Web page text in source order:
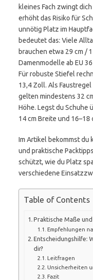
kleines Fach zwingt
erhöht das Risiko für
unnötig Platz im
bedeutet das: Viele
brauchen etwa 29 cm /
Damenmodelle ab EU
Für robuste Stiefel
13,4 Zoll. Als
gelten mindestens 32
Höhe. Legst du Schuhe
14 cm Breite und 16–18
Im Artikel bekommst du
und praktische
schützt, wie du Platz
verschiedene
Table of Contents
Praktische Maße
Empfehlungen
Entscheidungshilfe:
dir?
Leitfragen
Unsicherheiten
Fazit